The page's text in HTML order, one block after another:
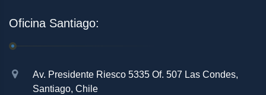
Oficina Santiago:
Av. Presidente Riesco 5335 Of. 507 Las Condes,
Santiago, Chile